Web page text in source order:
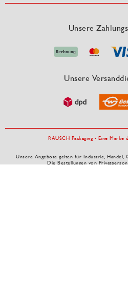
Unsere
Unsere
RAUSCH Packaging - Eine Marke
Unsere Angebote gelten für Industrie, Handel,
Die Bestellungen von